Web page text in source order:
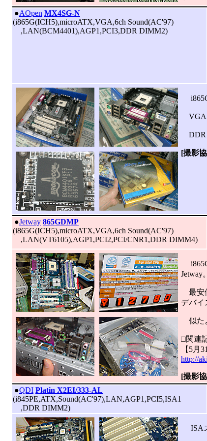
●AOpen MX4SG-N
(i865G(ICH5),microATX,VGA,6ch Sound(AC'97)
,LAN(BCM4401),AGP1,PCI3,DDR DIMM2)
VGA
DDR
[撮影
●Jetway 865GDMP
(i865G(ICH5),microATX,VGA,6ch Sound(AC'97)
,LAN(VT6105),AGP1,PCI2,PCI/CNR1,DDR DIMM4)
Jetway。
最安
デバイ
似た
□関連
【5月
http://
[撮影
●QDI Platin X2EI/333-AL
(i845PE,ATX,Sound(AC'97),LAN,AGP1,PCI5,ISA1
,DDR DIMM2)
ISA